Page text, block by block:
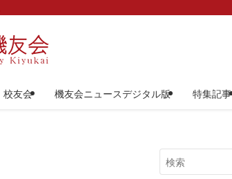
校友会 機友会ニュースデジタル版 特集記事